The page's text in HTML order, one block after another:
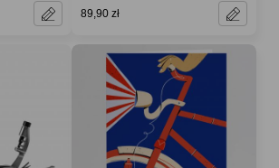
89,90 zł